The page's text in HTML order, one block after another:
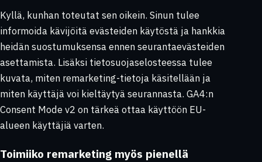
Kyllä, kunhan toteutat sen oikein. Sinun tulee
informoida kävijöitä evästeiden käytöstä ja hankkia
heidän suostumuksensa ennen seurantaevästeiden
asettamista. Lisäksi tietosuojaselosteessa tulee
kuvata, miten remarketing-tietoja käsitellään ja
miten käyttäjä voi kieltäytyä seurannasta. GA4:n
Consent Mode v2 on tärkeä ottaa käyttöön EU-
alueen käyttäjiä varten.
Toimiiko remarketing myös pienellä